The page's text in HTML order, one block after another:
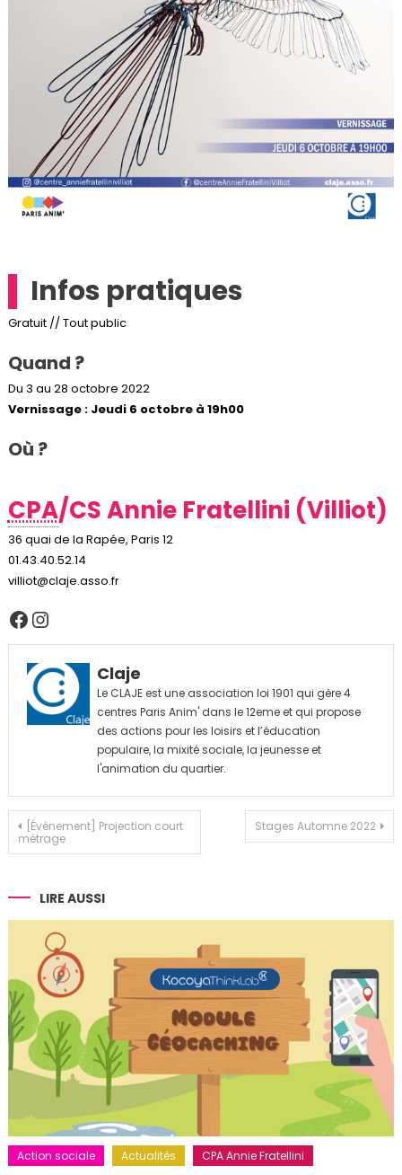
Infos pratiques
Gratuit // Tout public
Quand ?
Du 3 au 28 octobre 2022
Vernissage : Jeudi 6 octobre à 19h00
Où ?
CPA/CS Annie Fratellini (Villiot)
36 quai de la Rapée, Paris 12
01.43.40.52.14
villiot@claje.asso.fr
Facebook
Instagram
Claje
Le CLAJE est une association loi 1901 qui gère 4
centres Paris Anim' dans le 12eme et qui propose
des actions pour les loisirs et l’éducation
populaire, la mixité sociale, la jeunesse et
l'animation du quartier.
Navigation
de
l’article
[Évènement] Projection court
métrage
Stages Automne 2022
LIRE AUSSI
Action sociale Actualités CPA Annie Fratellini